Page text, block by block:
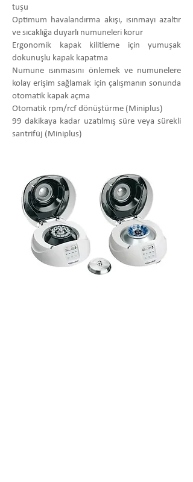
tuşu
Optimum havalandırma akışı, ısınmayı azaltır
ve sıcaklığa duyarlı numuneleri korur
Ergonomik kapak kilitleme için yumuşak
dokunuşlu kapak kapatma
Numune ısınmasını önlemek ve numunelere
kolay erişim sağlamak için çalışmanın sonunda
otomatik kapak açma
Otomatik rpm/rcf dönüştürme (Miniplus)
99 dakikaya kadar uzatılmış süre veya sürekli
santrifüj (Miniplus)